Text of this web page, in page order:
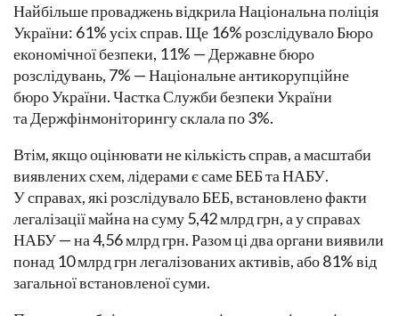
Найбільше проваджень відкрила Національна поліція
України: 61% усіх справ. Ще 16% розслідувало Бюро
економічної безпеки, 11% — Державне бюро
розслідувань, 7% — Національне антикорупційне
бюро України. Частка Служби безпеки України
та Держфінмоніторингу склала по 3%.
Втім, якщо оцінювати не кількість справ, а масштаби
виявлених схем, лідерами є саме БЕБ та НАБУ.
У справах, які розслідувало БЕБ, встановлено факти
легалізації майна на суму 5,42 млрд грн, а у справах
НАБУ — на 4,56 млрд грн. Разом ці два органи виявили
понад 10 млрд грн легалізованих активів, або 81% від
загальної встановленої суми.